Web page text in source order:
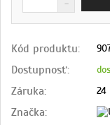
Kód produktu:
Dostupnosť:
Záruka: 24
Značka: